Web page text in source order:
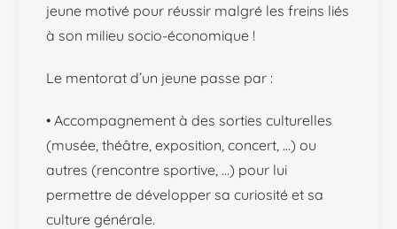
jeune motivé pour réussir malgré les freins liés
à son milieu socio-économique !
Le mentorat d’un jeune passe par :
• Accompagnement à des sorties culturelles
(musée, théâtre, exposition, concert, …) ou
autres (rencontre sportive, …) pour lui
permettre de développer sa curiosité et sa
culture générale.